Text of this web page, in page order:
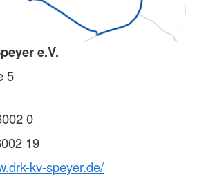
e.V.
5
0
19
kv-speyer.de/